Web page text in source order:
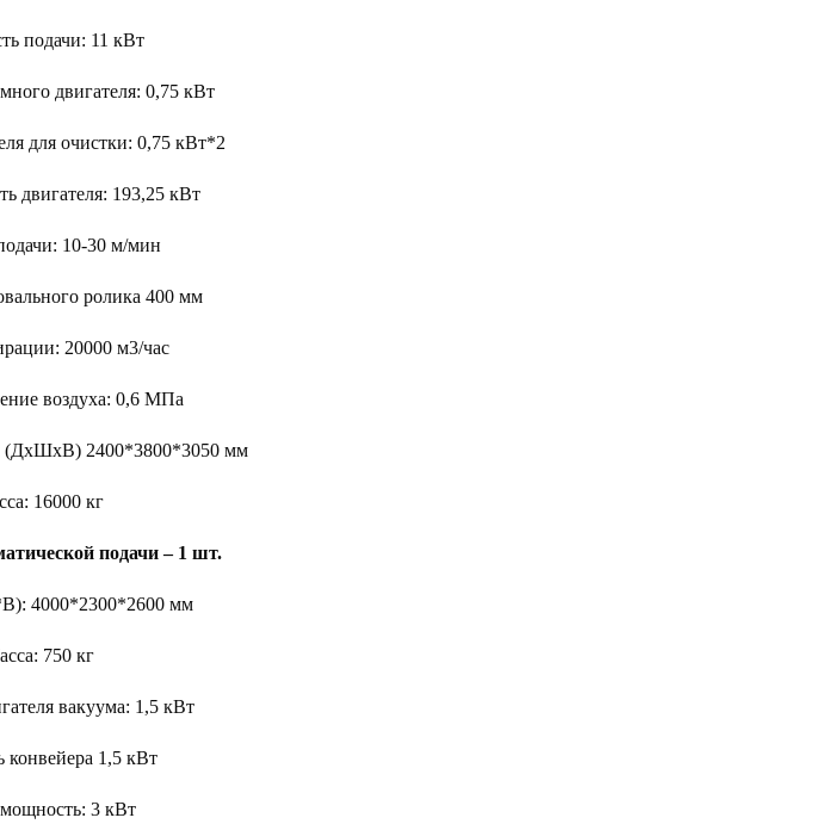
подачи: 11 кВт
двигателя: 0,75 кВт
для очистки: 0,75 кВт*2
двигателя: 193,25 кВт
10-30 м/мин
ролика 400 мм
20000 м3/час
воздуха: 0,6 МПа
(ДхШхВ) 2400*3800*3050 мм
16000 кг
подачи – 1 шт.
4000*2300*2600 мм
750 кг
вакуума: 1,5 кВт
конвейера 1,5 кВт
3 кВт